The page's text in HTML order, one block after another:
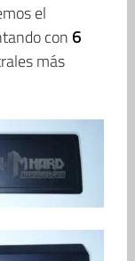
el
con 6
más